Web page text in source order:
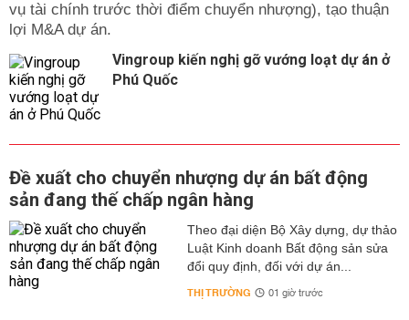
vụ tài chính trước thời điểm chuyển nhượng), tạo thuận
lợi M&A dự án.
Vingroup kiến nghị gỡ vướng loạt dự án ở
Phú Quốc
Đề xuất cho chuyển nhượng dự án bất động
sản đang thế chấp ngân hàng
Theo đại diện Bộ Xây dựng, dự thảo
Luật Kinh doanh Bất động sản sửa
đổi quy định, đối với dự án...
THỊ TRƯỜNG 01 giờ trước